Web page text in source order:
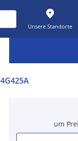
place
Unsere Standorte
um